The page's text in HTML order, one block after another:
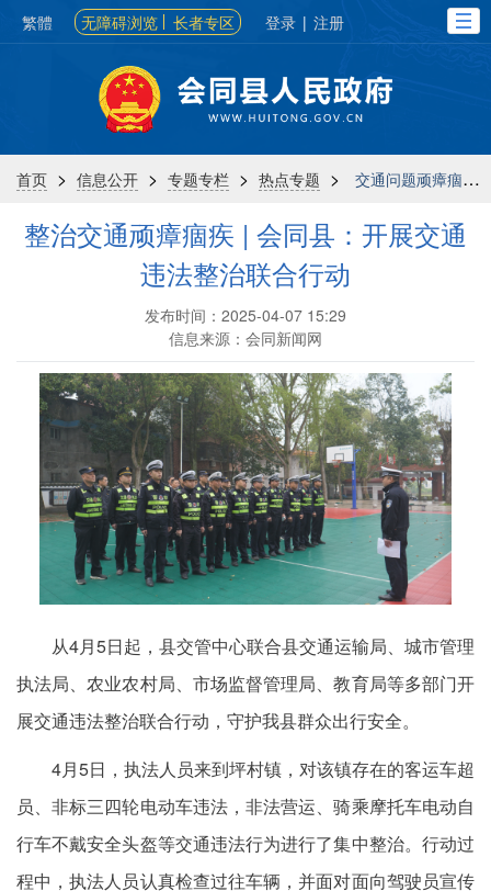
繁體 无障碍浏览 长者专区 登录 | 注册
首页 > 信息公开 > 专题专栏 > 热点专题 > 交通问题顽瘴痼疾集中整治专栏
整治交通顽瘴痼疾 | 会同县：开展交通
违法整治联合行动
发布时间：2025-04-07 15:29
信息来源：会同新闻网
从4月5日起，县交管中心联合县交通运输局、城市管理
执法局、农业农村局、市场监督管理局、教育局等多部门开
展交通违法整治联合行动，守护我县群众出行安全。
4月5日，执法人员来到坪村镇，对该镇存在的客运车超
员、非标三四轮电动车违法，非法营运、骑乘摩托车电动自
行车不戴安全头盔等交通违法行为进行了集中整治。行动过
程中，执法人员认真检查过往车辆，并面对面向驾驶员宣传